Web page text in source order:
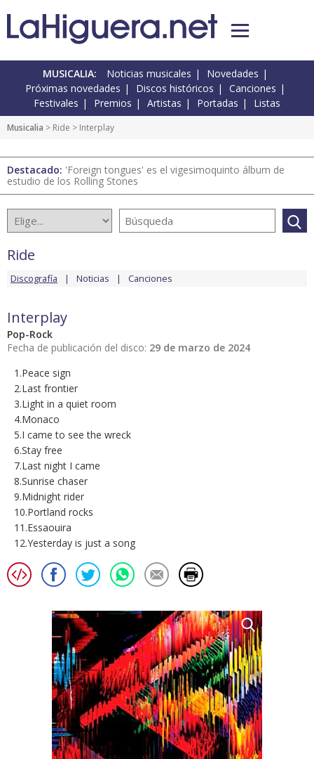
MUSICALIA: Noticias musicales
Novedades
Próximas novedades
Discos históricos
Canciones
Festivales
Premios Artistas Portadas Listas
Musicalia > Ride > Interplay
Destacado: 'Foreign tongues' es el vigesimoquinto álbum de
estudio de los Rolling Stones
Ride
Discografía Noticias Canciones
Interplay
Pop-Rock
Fecha de publicación del disco: 29 de marzo de 2024
1.Peace sign
2.Last frontier
3.Light in a quiet room
4.Monaco
5.I came to see the wreck
6.Stay free
7.Last night I came
8.Sunrise chaser
9.Midnight rider
10.Portland rocks
11.Essaouira
12.Yesterday is just a song